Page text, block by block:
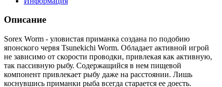
Описание
Sorex Worm - уловистая приманка создана по подобию
японского червя Tsunekichi Worm. Обладает активной игрой
не зависимо от скорости проводки, привлекая как активную,
так пассивную рыбу. Содержащийся в нем пищевой
компонент привлекает рыбу даже на расстоянии. Лишь
коснувшись приманки рыба всегда старается ее доесть.